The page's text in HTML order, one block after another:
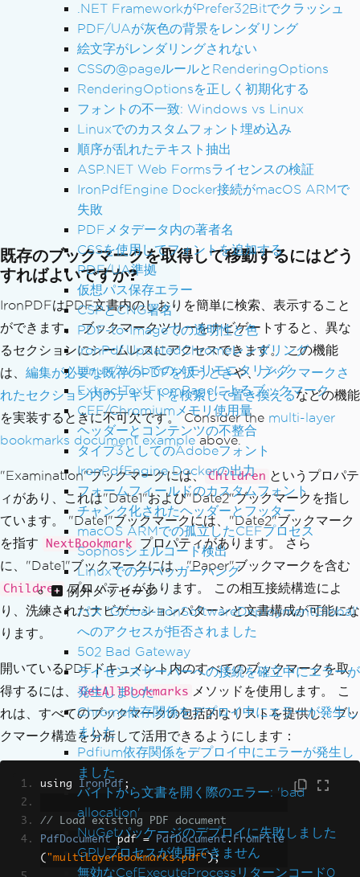
.NET FrameworkがPrefer32Bitでクラッシュ
PDF/UAが灰色の背景をレンダリング
絵文字がレンダリングされない
CSSの@pageルールとRenderingOptions
RenderingOptionsを正しく初期化する
フォントの不一致: Windows vs Linux
Linuxでのカスタムフォント埋め込み
順序が乱れたテキスト抽出
ASP.NET Web Formsライセンスの検証
IronPdfEngine Docker接続がmacOS ARMで
失敗
PDFメタデータ内の著者名
CSSを使用してフォントを追加する
PDF/UA準拠
仮想パス保存エラー
CSPとCNG署名
PDF-to-Imageでの透明性と色
IronPdf.UpdatedChromeレンダリング
Linux/WSLでのメモリモニタリング
ExtractTextFromPageによるブックマーク
CEF/Chromiumメモリ使用量
ヘッダーとコンテンツの不整合
タイプ3としてのAdobeフォント
IronPdfEngine Dockerの出力
フォームフィールドのカスタムフォント
チャンク化されたヘッダーとフッター
macOS ARMでの孤立したCEFプロセス
Sophosシェルコード検出
Linuxでのデバッガーハング
例外メッセージ
パス 'Global-IronSoftwareDeploymentGlobal'
へのアクセスが拒否されました
502 Bad Gateway
ライセンスサーバーへの接続を確立中にエラーが
発生しました
Chrome依存関係をデプロイ中にエラーが発生し
ました
Pdfium依存関係をデプロイ中にエラーが発生し
ました
バイトから文書を開く際のエラー: 'bad
allocation'
NuGetパッケージのデプロイに失敗しました
GPUプロセスが使用できません
無効なCefExecuteProcessリターンコード0
computerBookmark.Children.AddBookMarkA
"PersonD" , 7);
"multiLayerBookmarks.pdf"
既存のブックマークを取得して移動するにはどう
すればよいですか?
IronPDFはPDF文書内のしおりを簡単に検索、表示すること
ができます。 ブックマークツリーをナビゲートすると、異な
るセクションにシームレスにアクセスできます。 この機能
は、 編集が必要な既存のPDFを扱うときや、ブックマークさ
れたセクション内のテキストを検索して置き換えるなどの機能
を実装するときに不可欠です。 Consider the multi-layer
bookmarks document exampleabove.
"Examination"ブックマークには、 Children というプロパテ
ィがあり、これは"Date1"および"Date2"ブックマークを指し
ています。 "Date1"ブックマークには、"Date2"ブックマーク
を指す
NextBookmark
プロパティがあります。 さら
に、"Date1"ブックマークには、"Paper"ブックマークを含む
Children プロパティがあります。 この相互接続構造によ
り、洗練されたナビゲーションパターンと文書構成が可能にな
ります。
開いているPDFドキュメント内のすべてのブックマークを取
得するには、
GetAllBookmarks メソッドを使用します。 こ
れは、すべてのブックマークの包括的なリストを提供し、ブッ
クマーク構造を分析して活用できるようにします：
using IronPdf ;
// Load existing PDF document
PdfDocument pdf = PdfDocument. FromFile
( "multiLayerBookmarks.pdf" );